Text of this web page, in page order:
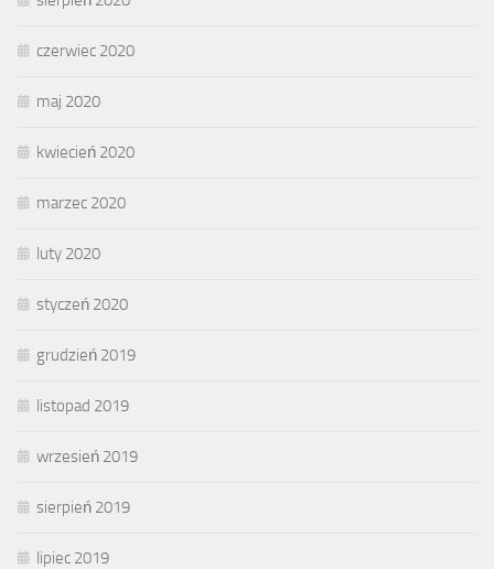
czerwiec 2020
maj 2020
kwiecień 2020
marzec 2020
luty 2020
styczeń 2020
grudzień 2019
listopad 2019
wrzesień 2019
sierpień 2019
lipiec 2019